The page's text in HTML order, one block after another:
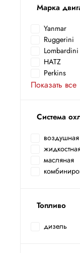
Марка
Yanmar
Ruggerini
Lombardini
HATZ
Perkins
Показать все
Система
воздушная
масляная
Топливо
дизель